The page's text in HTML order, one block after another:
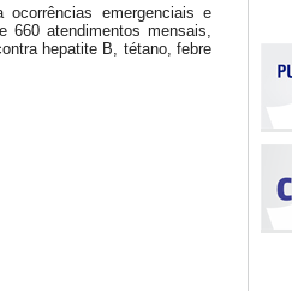
emergenciais e
660 atendimentos mensais,
hepatite B, tétano, febre